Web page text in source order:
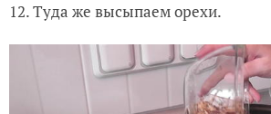
12. Туда же высыпаем орехи.